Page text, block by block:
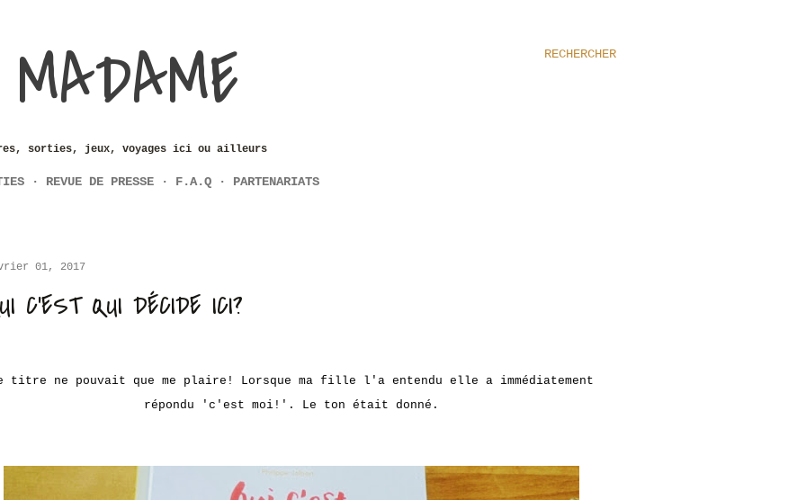
RECHERCHER
sorties, jeux, voyages ici ou ailleurs
REVUE DE PRESSE F.A.Q PARTENARIATS
01, 2017
C'EST QUI DÉCIDE ICI?
titre ne pouvait que me plaire! Lorsque ma fille l'a entendu elle a immédiatement
répondu 'c'est moi!'. Le ton était donné.